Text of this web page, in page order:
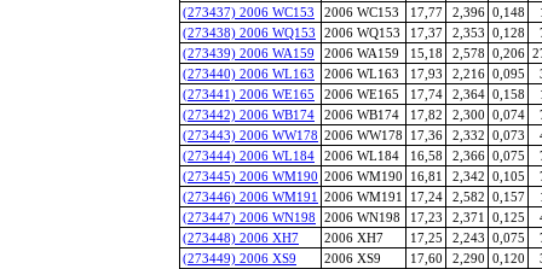
(273437) 2006 WC153
2006 WC153 17,77 2,396 0,148
(273438) 2006 WQ153
2006 WQ153 17,37 2,353 0,128
(273439) 2006 WA159
2006 WA159 15,18 2,578 0,206
(273440) 2006 WL163
2006 WL163 17,93 2,216 0,095
(273441) 2006 WE165
2006 WE165 17,74 2,364 0,158
(273442) 2006 WB174
2006 WB174 17,82 2,300 0,074
(273443) 2006 WW178 2006 WW178 17,36 2,332 0,073
(273444) 2006 WL184
2006 WL184 16,58 2,366 0,075
(273445) 2006 WM190 2006 WM190 16,81 2,342 0,105
(273446) 2006 WM191 2006 WM191 17,24 2,582 0,157
(273447) 2006 WN198
2006 WN198 17,23 2,371 0,125
(273448) 2006 XH7
2006 XH7 17,25 2,243 0,075
(273449) 2006 XS9
2006 XS9 17,60 2,290 0,120